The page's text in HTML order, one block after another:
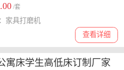
/套
查看详细
家具打磨机
寓床学生高低床订制厂家